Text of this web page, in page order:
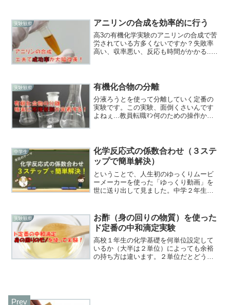
先生の顔を出すことなく、授業動画を作
成する方法をご紹介しま...
実験観察 アニリンの合成を効率的に行う
高3の有機化学実験のアニリンの合成で苦
労されている方多くないですか？失敗率
高い、収率悪い、反応も時間がかかる....
使用すると思い...
実験観察 有機化合物の分離
分液ろうとを使って分離していく定番の
実験です。この実験、面倒くさいんです
よねぇ...教員転職ﾏﾝ何のための操作かを
ようになっています...
中学生
化学反応式の係数合わせ（３ステ
ップで簡単解決）
ということで、人生初のゆっくりムービ
ーメーカーを使った「ゆっくり動画」を
世に送り出して見ました。中学２年生と
実は当たり前のことをしていくだけ（※
後述）なんですけれども、...
実験観察
お酢（身の回りの物質）を使った
ド定番の中和滴定実験
高校１年生の化学基礎を何単位設定して
いるか（大半は２単位）によっても余裕
の持ち方は違います。２単位だとどうし